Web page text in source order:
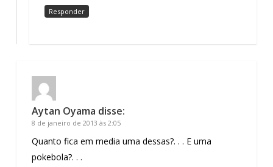
Responder
Aytan Oyama disse:
8 de janeiro de 2013 às 2:05
Quanto fica em media uma dessas?. . . E uma
pokebola?. . .